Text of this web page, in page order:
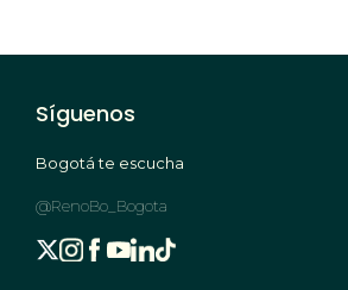
Síguenos
Bogotá te escucha
@RenoBo_Bogota